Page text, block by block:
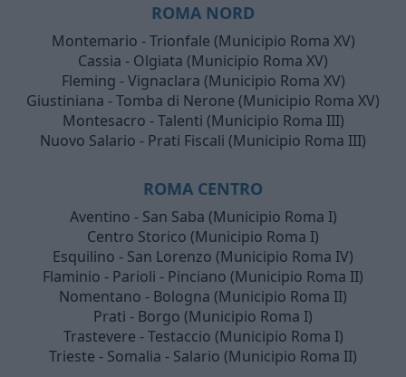
ROMA NORD
Montemario - Trionfale (Municipio Roma XV)
Cassia - Olgiata (Municipio Roma XV)
Fleming - Vignaclara (Municipio Roma XV)
Giustiniana - Tomba di Nerone (Municipio Roma XV)
Montesacro - Talenti (Municipio Roma III)
Nuovo Salario - Prati Fiscali (Municipio Roma III)
ROMA CENTRO
Aventino - San Saba (Municipio Roma I)
Centro Storico (Municipio Roma I)
Esquilino - San Lorenzo (Municipio Roma IV)
Flaminio - Parioli - Pinciano (Municipio Roma II)
Nomentano - Bologna (Municipio Roma II)
Prati - Borgo (Municipio Roma I)
Trastevere - Testaccio (Municipio Roma I)
Trieste - Somalia - Salario (Municipio Roma II)